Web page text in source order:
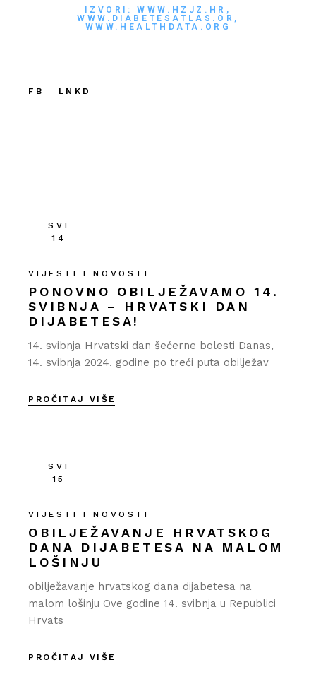
IZVORI: WWW.HZJZ.HR,
WWW.DIABETESATLAS.OR,
WWW.HEALTHDATA.ORG
FB LNKD
SVI
14
VIJESTI I NOVOSTI
PONOVNO OBILJEŽAVAMO 14.
SVIBNJA – HRVATSKI DAN
DIJABETESA!
14. svibnja Hrvatski dan šećerne bolesti Danas,
14. svibnja 2024. godine po treći puta obilježav
PROČITAJ VIŠE
SVI
15
VIJESTI I NOVOSTI
OBILJEŽAVANJE HRVATSKOG
DANA DIJABETESA NA MALOM
LOŠINJU
obilježavanje hrvatskog dana dijabetesa na
malom lošinju Ove godine 14. svibnja u Republici
Hrvats
PROČITAJ VIŠE